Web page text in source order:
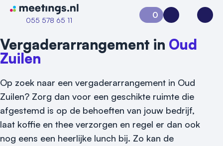
Naar home van Meetings
055 578 65 11
0
Aanvraag 0Inloggen
Vergaderarrangement in Oud
Zuilen
Op zoek naar een vergaderarrangement in Oud
Zuilen? Zorg dan voor een geschikte ruimte die
afgestemd is op de behoeften van jouw bedrijf,
laat koffie en thee verzorgen en regel er dan ook
nog eens een heerlijke lunch bij. Zo kan de